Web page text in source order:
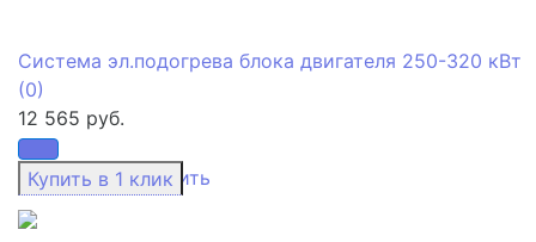
избранное сравнить
Система эл.подогрева блока двигателя 250-320 кВт
(0)
12 565 руб.